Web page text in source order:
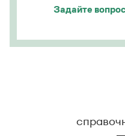
Задайте вопрос